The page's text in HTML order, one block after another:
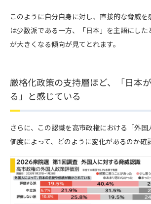
このように自分自身に対し、直接的な脅威を
は少数派である一方、「日本」を主語にし
が大きくなる傾向が見てとれます。
厳格化政策の支持層ほど、「日本
る」と感じている
さらに、この認識を高市政権における「外
価度によって、どのように変化があるのか確